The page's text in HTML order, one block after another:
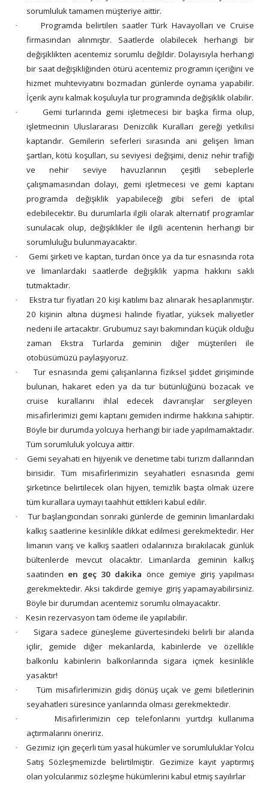
sorumluluk tamamen müşteriye aittir.
·
Programda belirtilen saatler Türk Havayolları ve Cruise
firmasından alınmıştır. Saatlerde olabilecek herhangi bir
değişiklikten acentemiz sorumlu değildir. Dolayısıyla herhangi
bir saat değişikliğinden ötürü acentemiz programın içeriğini ve
hizmet muhteviyatını bozmadan günlerde oynama yapabilir.
İçerik aynı kalmak koşuluyla tur programında değişiklik olabilir.
·
Gemi turlarında gemi işletmecesi bir başka firma olup,
işletmecinin Uluslararası Denizcilik Kuralları gereği yetkilisi
kaptandır. Gemilerin seferleri sırasında ani gelişen liman
şartları, kötü koşulları, su seviyesi değişimi, deniz nehir trafiği
ve nehir seviye havuzlarının çeşitli sebeplerle
çalışmamasından dolayı, gemi işletmecesi ve gemi kaptanı
programda değişiklik yapabileceği gibi seferi de iptal
edebilecektir. Bu durumlarla ilgili olarak alternatif programlar
sunulacak olup, değişiklikler ile ilgili acentenin herhangi bir
sorumluluğu bulunmayacaktır.
·
Gemi şirketi ve kaptan, turdan önce ya da tur esnasında rota
ve limanlardaki saatlerde değişiklik yapma hakkını saklı
tutmaktadır.
·
Ekstra tur fiyatları 20 kişi katılımı baz alınarak hesaplanmıştır.
20 kişinin altına düşmesi halinde fiyatlar, yüksek maliyetler
nedeni ile artacaktır. Grubumuz sayı bakımından küçük olduğu
zaman Ekstra Turlarda geminin diğer müşterileri ile
otobüsümüzü paylaşıyoruz.
·
Tur esnasında gemi çalışanlarına fiziksel şiddet girişiminde
bulunan, hakaret eden ya da tur bütünlüğünü bozacak ve
cruise kurallarını ihlal edecek davranışlar sergileyen
misafirlerimizi gemi kaptanı gemiden indirme hakkına sahiptir.
Böyle bir durumda yolcuya herhangi bir iade yapılmamaktadır.
Tüm sorumluluk yolcuya aittir.
·
Gemi seyahati en hijyenik ve denetime tabi turizm dallarından
birisidir. Tüm misafirlerimizin seyahatleri esnasında gemi
şirketince belirtilecek olan hijyen, temizlik başta olmak üzere
tüm kurallara uymayı taahhüt ettikleri kabul edilir.
·
Tur başlangıcından sonraki günlerde de geminin limanlardaki
kalkış saatlerine kesinlikle dikkat edilmesi gerekmektedir. Her
limanın varış ve kalkış saatleri odalarınıza bırakılacak günlük
bültenlerde mevcut olacaktır. Limanlarda geminin kalkış
saatinden en geç 30 dakika önce gemiye giriş yapılması
gerekmektedir. Aksi takdirde gemiye giriş yapamayabilirsiniz.
Böyle bir durumdan acentemiz sorumlu olmayacaktır.
· Kesin rezervasyon tam ödeme ile yapılabilir.
·
Sigara sadece güneşleme güvertesindeki belirli bir alanda
içilir, gemide diğer mekanlarda, kabinlerde ve özellikle
balkonlu kabinlerin balkonlarında sigara içmek kesinlikle
yasaktır!
·
Tüm misafirlerimizin gidiş dönüş uçak ve gemi biletlerinin
seyahatleri süresince yanlarında olması gerekmektedir.
·
Misafirlerimizin cep telefonlarını yurtdışı kullanıma
açtırmalarını öneririz.
·
Gezimiz için geçerli tüm yasal hükümler ve sorumluluklar Yolcu
Satış Sözleşmemizde belirtilmiştir. Gezimize kayıt yaptırmış
olan yolcularımız sözleşme hükümlerini kabul etmiş sayılırlar